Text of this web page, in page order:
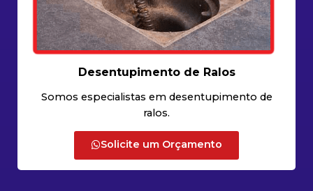
Desentupimento de Ralos
Somos especialistas em desentupimento de
ralos.
Solicite um Orçamento